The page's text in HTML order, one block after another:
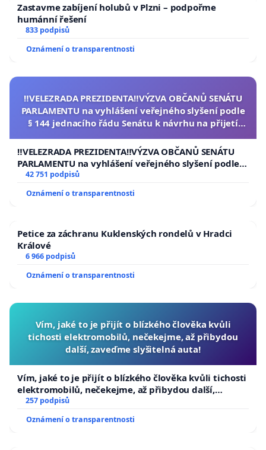
Zastavme zabíjení holubů v Plzni – podpořme
humánní řešení
833 podpisů
Oznámení o transparentnosti
‼️VELEZRADA PREZIDENTA‼️VÝZVA OBČANŮ SENÁTU
PARLAMENTU na vyhlášení veřejného slyšení podle
§ 144 jednacího řádu Senátu k návrhu na přijetí
republiky
‼️VELEZRADA PREZIDENTA‼️VÝZVA OBČANŮ SENÁTU
PARLAMENTU na vyhlášení veřejného slyšení podle §
144 jednacího řádu Senátu k návrhu na přijetí
republiky
42 751 podpisů
Oznámení o transparentnosti
Petice za záchranu Kuklenských rondelů v Hradci
Králové
6 966 podpisů
Oznámení o transparentnosti
Vím, jaké to je přijít o blízkého člověka kvůli
tichosti elektromobilů, nečekejme, až přibydou
další, zaveďme slyšitelná auta!
Vím, jaké to je přijít o blízkého člověka kvůli tichosti
elektromobilů, nečekejme, až přibydou další,
zaveďme slyšitelná auta!
257 podpisů
Oznámení o transparentnosti